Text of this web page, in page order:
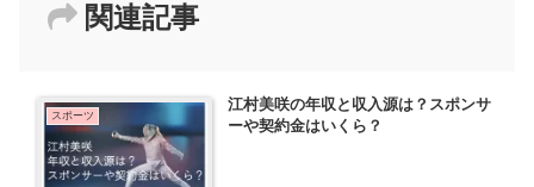
関連記事
スポーツ
江村美咲の年収と収入源は？スポンサ
ーや契約金はいくら？